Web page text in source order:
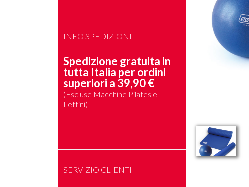
INFO SPEDIZIONI
Spedizione gratuita in
tutta Italia per ordini
superiori a 39,90 €
(Escluse Macchine Pilates e
Lettini)
SERVIZIO CLIENTI